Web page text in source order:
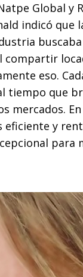
Global y
indicó que
compartir
eso.
tiempo que
mercados.
y
para